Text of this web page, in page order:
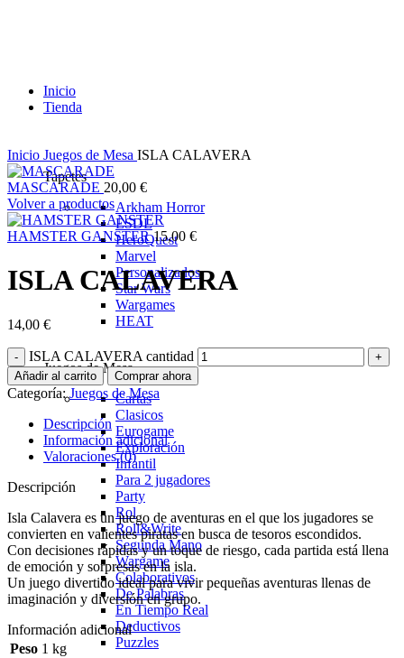
Inicio
Tienda
Tapetes
Arkham Horror
ESDL
HeroQuest
Marvel
Personalizados
Star Wars
Wargames
HEAT
Juegos de Mesa
Cartas
Clasicos
Eurogame
Exploración
Infantil
Para 2 jugadores
Party
Rol
Roll&Write
Segunda Mano
Wargame
Colaborativos
De Palabras
En Tiempo Real
Deductivos
Puzzles
Inicio Juegos de Mesa ISLA CALAVERA
MASCARADE 20,00 €
Volver a productos
HAMSTER GANSTER15,00 €
ISLA CALAVERA
14,00 €
ISLA CALAVERA cantidad
Añadir al carrito Comprar ahora
Categoría: Juegos de Mesa
Descripción
Información adicional
Valoraciones (0)
Descripción
Isla Calavera es un juego de aventuras en el que los jugadores se
convierten en valientes piratas en busca de tesoros escondidos.
Con decisiones rápidas y un toque de riesgo, cada partida está llena
de emoción y sorpresas en la isla.
Un juego divertido ideal para vivir pequeñas aventuras llenas de
imaginación y diversión en grupo.
Información adicional
Peso 1 kg